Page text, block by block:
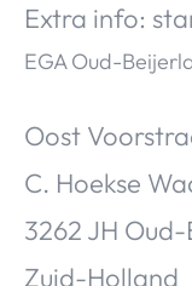
Extra info:
EGA Oud-
Oost
C. Hoekse
3262 JH
Zuid-Holland